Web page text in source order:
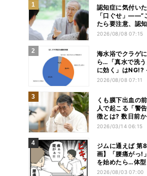
認知症に気付い
「口ぐせ」――“
たら要注意、認
られる「会話の
2026/08/08 07:15
海水浴でクラゲ
ら…「真水で洗
に効く」はNG!?
急処置を医師が解
2026/08/08 07:11
くも膜下出血の
人で起こる「警
徴とは? 数日前
る、5つの「発症
2026/03/14 06:15
ジムに通えば 第
画】「腰痛がっ!
を始めたら…体型
人になっていた
2026/08/03 07:00